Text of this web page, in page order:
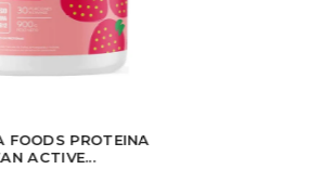
CÁSCARA FOODS UPCOFFEE
240 GRS